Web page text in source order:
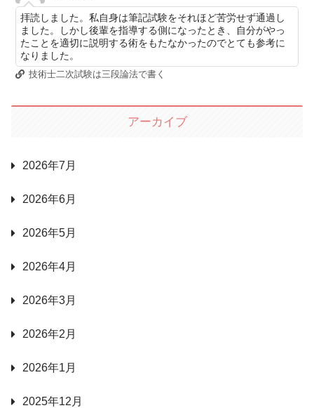
拝読しました。私自身は筆記試験をそれほど苦労せず通過し
ました。しかし後輩を指導する側になったとき、自分がやっ
たことを適切に説明する術をもたなかったのでとても参考に
なりました。
技術士二次試験は三段論法で書く
アーカイブ
2026年7月
2026年6月
2026年5月
2026年4月
2026年3月
2026年2月
2026年1月
2025年12月